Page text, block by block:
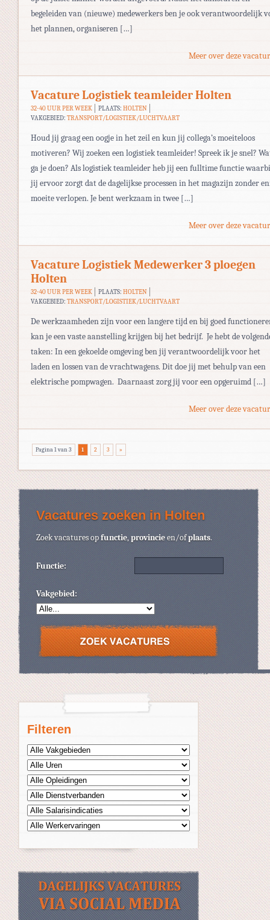
Filteren
begeleiden van (nieuwe) medewerkers ben je ook verantwoordelijk
het plannen, organiseren […]
Meer over deze
Vacature Logistiek teamleider Holten
32-40 UUR PER WEEK PLAATS: HOLTEN
VAKGEBIED: TRANSPORT/LOGISTIEK/LUCHTVAART
Houd jij graag een oogje in het zeil en kun jij collega’s moeiteloos
motiveren? Wij zoeken een logistiek teamleider! Spreek ik je snel?
ga je doen? Als logistiek teamleider heb jij een fulltime functie
jij ervoor zorgt dat de dagelijkse processen in het magazijn zonder
moeite verlopen. Je bent werkzaam in twee […]
Meer over deze
Vacature Logistiek Medewerker 3 ploegen
Holten
32-40 UUR PER WEEK PLAATS: HOLTEN
VAKGEBIED: TRANSPORT/LOGISTIEK/LUCHTVAART
De werkzaamheden zijn voor een langere tijd en bij goed
kan je een vaste aanstelling krijgen bij het bedrijf. Je hebt de
taken: In een gekoelde omgeving ben jij verantwoordelijk voor het
laden en lossen van de vrachtwagens. Dit doe jij met behulp van een
elektrische pompwagen. Daarnaast zorg jij voor een opgeruimd […]
Meer over deze
Pagina 1 van 3 1 2 3 »
Vacatures zoeken in Holten
Zoek vacatures opfunctie,provincieen/ofplaats.
Functie:
Vakgebied: